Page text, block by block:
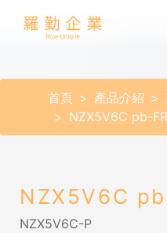
首頁 產品介紹
NZX5V6C pb-
NZX5V6C
NZX5V6C-P